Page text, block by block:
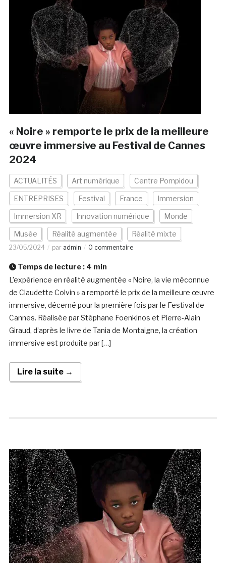
« Noire » remporte le prix de la meilleure
œuvre immersive au Festival de Cannes
2024
ACTUALITÉS Art numérique Centre Pompidou
ENTREPRISES Festival France Immersion
Immersion XR Innovation numérique Monde
Musée Réalité augmentée Réalité mixte
23/05/2024 par admin 0 commentaire
Temps de lecture : 4 min
L’expérience en réalité augmentée « Noire, la vie méconnue
de Claudette Colvin » a remporté le prix de la meilleure œuvre
immersive, décerné pour la première fois par le Festival de
Cannes. Réalisée par Stéphane Foenkinos et Pierre-Alain
Giraud, d’après le livre de Tania de Montaigne, la création
immersive est produite par […]
Lire la suite →